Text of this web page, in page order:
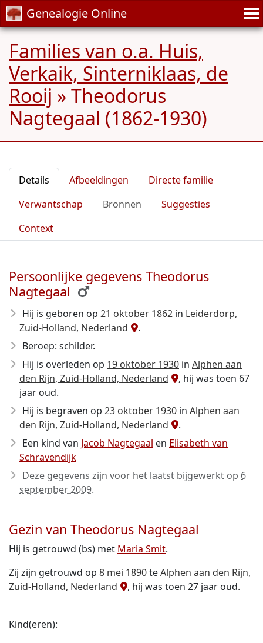
Genealogie Online
Families van o.a. Huis,
Verkaik, Sinterniklaas, de
Rooij » Theodorus
Nagtegaal (1862-1930)
Details Afbeeldingen
Directe familie
Verwantschap
Bronnen
Suggesties
Context
Persoonlijke gegevens Theodorus
Nagtegaal
Hij is geboren op 21 oktober 1862 in Leiderdorp,
Zuid-Holland, Nederland
.
Beroep: schilder.
Hij is overleden op 19 oktober 1930 in Alphen aan
den Rijn, Zuid-Holland, Nederland
, hij was toen 67
jaar oud.
Hij is begraven op 23 oktober 1930 in Alphen aan
den Rijn, Zuid-Holland, Nederland
.
Een kind van Jacob Nagtegaal en Elisabeth van
Schravendijk
Deze gegevens zijn voor het laatst bijgewerkt op 6
september 2009.
Gezin van Theodorus Nagtegaal
Hij is getrouwd (bs) met Maria Smit.
Zij zijn getrouwd op 8 mei 1890teAlphen aan den Rijn,
Zuid-Holland, Nederland
, hij was toen 27 jaar oud.
Kind(eren):